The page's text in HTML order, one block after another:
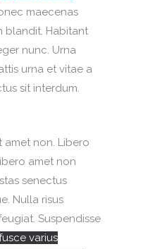
maecenas
blandit. Habitant
nunc. Urna
urna et vitae a
sit interdum.
amet non. Libero
amet non
senectus
Nulla risus
Suspendisse
varius